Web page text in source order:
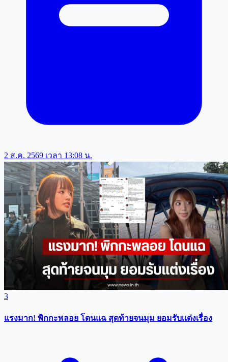
2 ส.ค. 2569 เวลา 13:08 น.
3
แรงมาก! พิกกะพลอย โดนแฉ สุดท้ายจนมุม ยอมรับเเต่งเรื่อง